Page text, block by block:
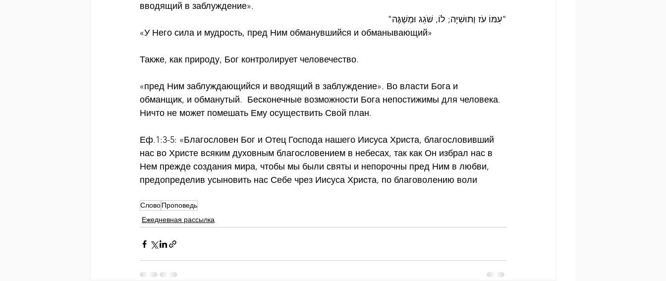
вводящий в заблуждение».
"עִמּוֹ עֹז וְתוּשִׁיָּה; לוֹ, שֹׁגֵג וּמַשְׁגֶּה"
«У Него сила и мудрость, пред Ним обманувшийся и обманывающий»
Также, как природу, Бог контролирует человечество.
«пред Ним заблуждающийся и вводящий в заблуждение». Во власти Бога и
обманщик, и обманутый.  Бесконечные возможности Бога непостижимы для человека.
Ничто не может помешать Ему осуществить Свой план.
Еф.1:3-5: «Благословен Бог и Отец Господа нашего Иисуса Христа, благословивший
нас во Христе всяким духовным благословением в небесах, так как Он избрал нас в
Нем прежде создания мира, чтобы мы были святы и непорочны пред Ним в любви,
предопределив усыновить нас Себе чрез Иисуса Христа, по благоволению воли
СловоПроповедь
Ежедневная рассылка